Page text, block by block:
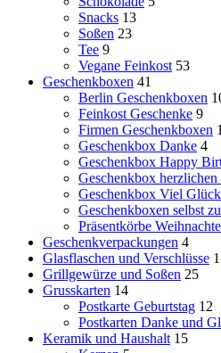
Snacks 13
Soßen 23
Tee 9
Vegane Feinkost 53
Geschenkboxen 41
Berlin Geschenkboxen
Feinkost Geschenke 9
Firmen Geschenkboxen
Geschenkbox Danke 4
Geschenkbox Happy
Geschenkbox
Geschenkbox Viel Glück
Geschenkboxen selbst
Präsentkörbe
Geschenkverpackungen 4
Glasflaschen und Verschlüsse 1
Grillgewürze und Soßen 25
Grusskarten 14
Postkarte Geburtstag 12
Postkarten Danke und
Keramik und Haushalt 15